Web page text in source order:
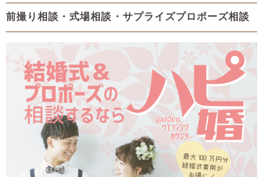
前撮り相談・式場相談・サプライズプロポーズ相談